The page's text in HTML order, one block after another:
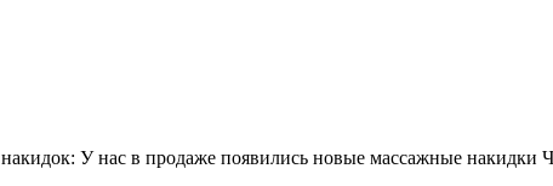
У нас в продаже появились новые массажные накидки